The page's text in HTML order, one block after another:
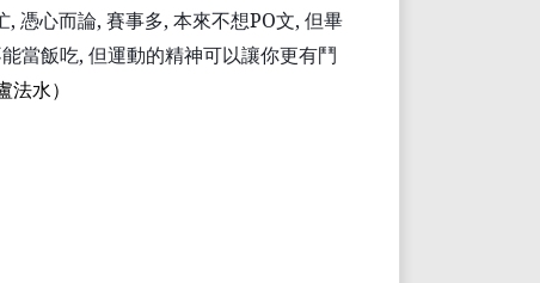
, 憑心而論, 賽事多, 本來不想PO文, 但畢
當飯吃, 但運動的精神可以讓你更有鬥
法水）